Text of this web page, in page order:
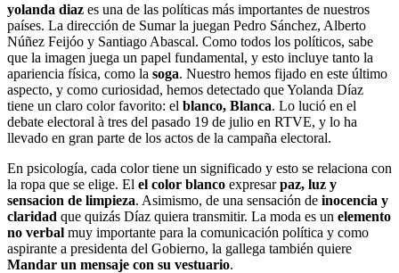
yolanda diaz es una de las políticas más importantes de nuestros
países. La dirección de Sumar la juegan Pedro Sánchez, Alberto
Núñez Feijóo y Santiago Abascal. Como todos los políticos, sabe
que la imagen juega un papel fundamental, y esto incluye tanto la
apariencia física, como la soga. Nuestro hemos fijado en este último
aspecto, y como curiosidad, hemos detectado que Yolanda Díaz
tiene un claro color favorito: el blanco, Blanca. Lo lució en el
debate electoral à tres del pasado 19 de julio en RTVE, y lo ha
llevado en gran parte de los actos de la campaña electoral.
En psicología, cada color tiene un significado y esto se relaciona con
la ropa que se elige. El el color blanco expresarpaz, luz y
sensacion de limpieza. Asimismo, de una sensación de inocencia y
claridad que quizás Díaz quiera transmitir. La moda es un elemento
no verbal muy importante para la comunicación política y como
aspirante a presidenta del Gobierno, la gallega también quiere
Mandar un mensaje con su vestuario.